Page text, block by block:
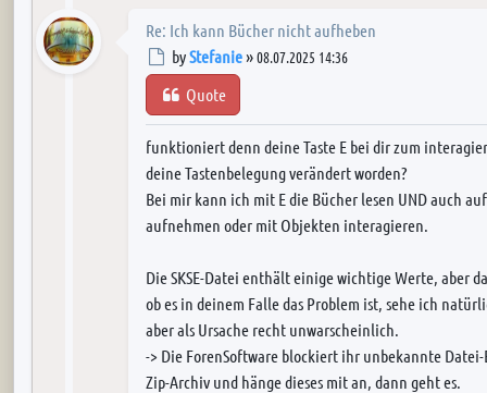
Re: Ich kann Bücher nicht aufheben
Post
byStefanie»08.07.2025 14:36
Quote
funktioniert denn deine Taste E bei dir zum
deine Tastenbelegung verändert worden?
Bei mir kann ich mit E die Bücher lesen UND auch
aufnehmen oder mit Objekten interagieren.
Die SKSE-Datei enthält einige wichtige Werte, aber
ob es in deinem Falle das Problem ist, sehe ich
aber als Ursache recht unwarscheinlich.
-> Die ForenSoftware blockiert ihr unbekannte
Zip-Archiv und hänge dieses mit an, dann geht es.